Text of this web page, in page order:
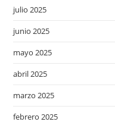
julio 2025
junio 2025
mayo 2025
abril 2025
marzo 2025
febrero 2025